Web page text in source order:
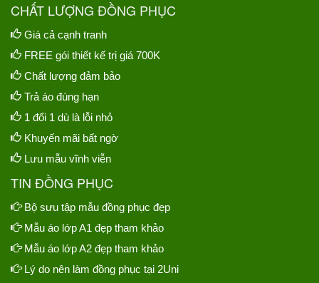
CHẤT LƯỢNG ĐỒNG PHỤC
Giá cả cạnh tranh
FREE gói thiết kế trị giá 700K
Chất lượng đảm bảo
Trả áo đúng hạn
1 đổi 1 dù là lỗi nhỏ
Khuyến mãi bất ngờ
Lưu mẫu vĩnh viễn
TIN ĐỒNG PHỤC
Bộ sưu tập mẫu đồng phục đẹp
Mẫu áo lớp A1 đẹp tham khảo
Mẫu áo lớp A2 đẹp tham khảo
Lý do nên làm đồng phục tại 2Uni